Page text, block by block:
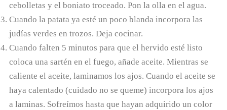
cebolletas y el boniato troceado. Pon la olla en el agua.
Cuando la patata ya esté un poco blanda incorpora las
judías verdes en trozos. Deja cocinar.
Cuando falten 5 minutos para que el hervido esté listo
coloca una sartén en el fuego, añade aceite. Mientras se
caliente el aceite, laminamos los ajos. Cuando el aceite se
haya calentado (cuidado no se queme) incorpora los ajos
a laminas. Sofreímos hasta que hayan adquirido un color